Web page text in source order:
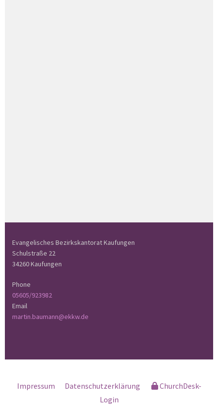
Evangelisches Bezirkskantorat Kaufungen
Schulstraße 22
34260 Kaufungen
Phone
05605/923982
Email
martin.baumann@ekkw.de
Impressum Datenschutzerklärung
ChurchDesk-
Login